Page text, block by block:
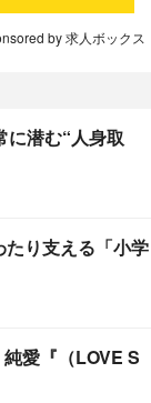
by 求人ボックス
に潜む“人身取
り支える「小学
愛『（LOVE S